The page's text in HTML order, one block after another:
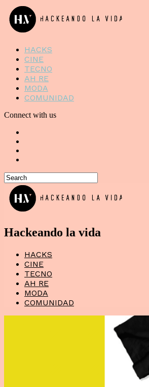
HACKS
CINE
TECNO
AH RE
MODA
COMUNIDAD
Connect with us
Hackeando la vida
HACKS
CINE
TECNO
AH RE
MODA
COMUNIDAD